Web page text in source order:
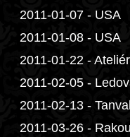
2011-01-07 - USA
2011-01-08 - USA
2011-01-22 -
2011-02-05 -
2011-02-13 -
2011-03-26 -